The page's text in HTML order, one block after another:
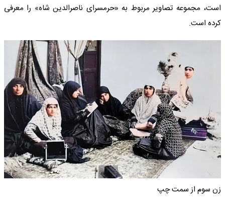
است، مجموعه تصاویر مربوط به «حرمسرای ناصرالدین شاه» را معرفی
کرده است.
زن سوم از سمت چپ